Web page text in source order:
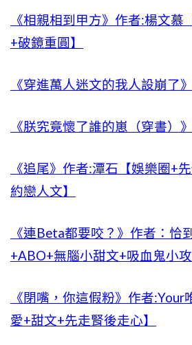
《相親相到甲方》作者:楊文慕
+破鏡重圓】
《穿進萬人迷文的我人設崩了
《朕究竟懷了誰的崽（穿書）
《追尾》作者:潭石【娛樂圈+
約戀人文】
《連Beta都要咬？》作者：恰
+ABO+無腦小甜文+吸血鬼小攻
《閉嘴，你這假粉》作者
愛+甜文+先走腎後走心】